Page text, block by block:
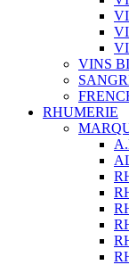
VINS
RHUMERIE